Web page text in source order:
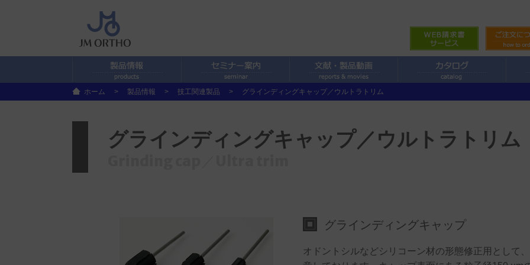
ホーム > 製品情報 > 技工関連製品 > グラインディングキャップ／ウルトラトリム
グラインディングキャップ／ウルトラトリム
グラインディングキャップ
オドントシルなどシリコーン材の形態修正用として